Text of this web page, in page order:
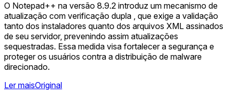
O Notepad++ na versão 8.9.2 introduz um mecanismo de
atualização com verificação dupla , que exige a validação
tanto dos instaladores quanto dos arquivos XML assinados
de seu servidor, prevenindo assim atualizações
sequestradas. Essa medida visa fortalecer a segurança e
proteger os usuários contra a distribuição de malware
direcionado.
Ler maisOriginal